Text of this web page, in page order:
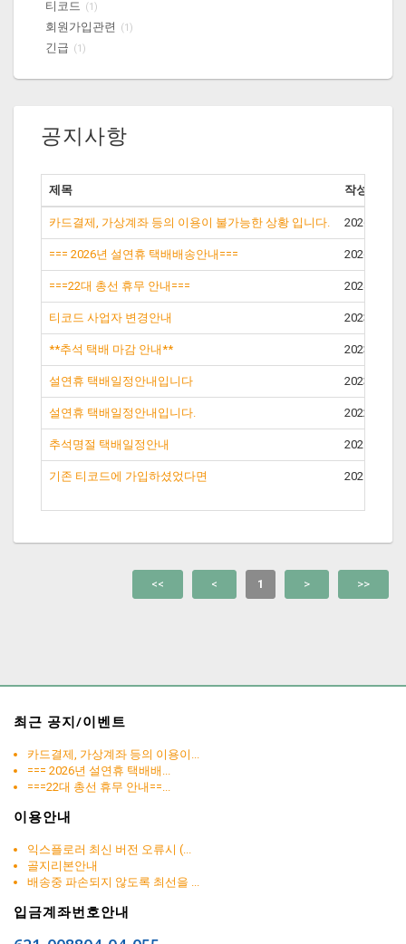
티코드 (1)
회원가입관련 (1)
긴급 (1)
공지사항
제목 작성일
카드결제, 가상계좌 등의 이용이 불가능한 상황 입니다. 2026-03-02
=== 2026년 설연휴 택배배송안내=== 2026-02-09
===22대 총선 휴무 안내=== 2024-04-09
티코드 사업자 변경안내 2023-12-23
**추석 택배 마감 안내** 2023-09-21
설연휴 택배일정안내입니다 2023-01-17
설연휴 택배일정안내입니다. 2022-01-21
추석명절 택배일정안내 2021-09-11
기존 티코드에 가입하셨었다면 2021-04-25
<< < 1 > >>
최근 공지/이벤트
카드결제, 가상계좌 등의 이용이...
=== 2026년 설연휴 택배배...
===22대 총선 휴무 안내==...
이용안내
익스플로러 최신 버전 오류시 (...
골지리본안내
배송중 파손되지 않도록 최선을 ...
입금계좌번호안내